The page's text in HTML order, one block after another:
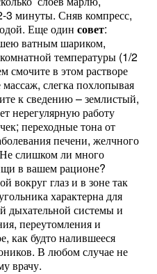
3 минуты. Сняв компресс,
Еще один совет:
ватным шариком,
температуры (1/2
смочите в этом растворе
слегка похлопывая
к сведению – землистый,
нерегулярную работу
переходные тона от
печени, желчного
слишком ли много
в вашем рационе?
вокруг глаз и в зоне так
характерна для
дыхательной системы и
переутомления и
как будто налившееся
В любом случае не
врачу.